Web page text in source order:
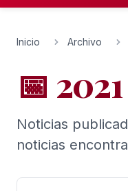
Inicio Archivo
📅 2021
Noticias
noticias